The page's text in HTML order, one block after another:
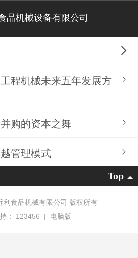
品机械设备有限公司
程机械未来五年发展方
购的资本之舞
管理模式
Top
食品机械有限公司 版权所有
： 123456 | 电脑版